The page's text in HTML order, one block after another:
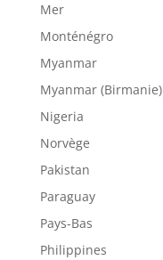
Mer
Monténégro
Myanmar
Myanmar (Birmanie)
Nigeria
Norvège
Pakistan
Paraguay
Pays-Bas
Philippines